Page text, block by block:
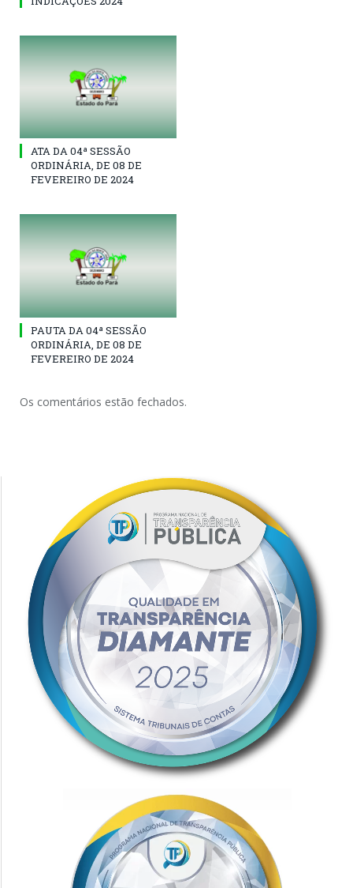
ATA DA 04ª SESSÃO
ORDINÁRIA, DE 08 DE
FEVEREIRO DE 2024
PAUTA DA 04ª SESSÃO
ORDINÁRIA, DE 08 DE
FEVEREIRO DE 2024
Os comentários estão fechados.